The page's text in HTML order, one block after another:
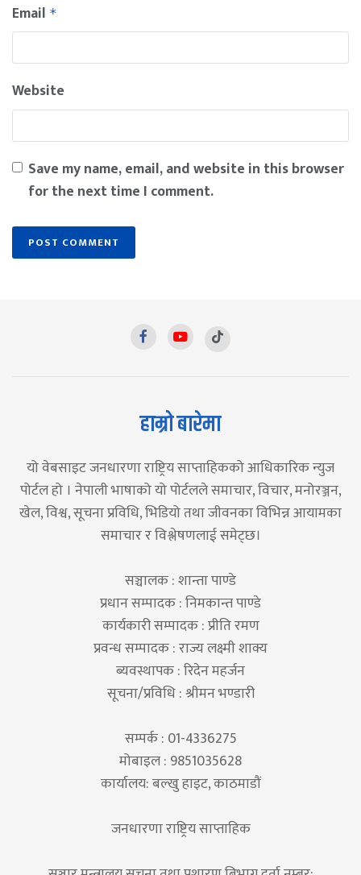
Email *
Website
Save my name, email, and website in this browser
for the next time I comment.
हाम्रो बारेमा
यो वेबसाइट जनधारणा राष्ट्रिय साप्ताहिकको आधिकारिक न्युज
पोर्टल हो । नेपाली भाषाको यो पोर्टलले समाचार, विचार, मनोरञ्जन,
खेल, विश्व, सूचना प्रविधि, भिडियो तथा जीवनका विभिन्न आयामका
समाचार र विश्लेषणलाई समेट्छ।
सञ्चालक : शान्ता पाण्डे
प्रधान सम्पादक : निमकान्त पाण्डे
कार्यकारी सम्पादक : प्रीति रमण
प्रवन्ध सम्पादक : राज्य लक्ष्मी शाक्य
ब्यवस्थापक : रिदेन महर्जन
सूचना/प्रविधि : श्रीमन भण्डारी
सम्पर्क : 01-4336275
मोबाइल : 9851035628
कार्यालय: बल्खु हाइट, काठमाडौं
जनधारणा राष्ट्रिय साप्ताहिक